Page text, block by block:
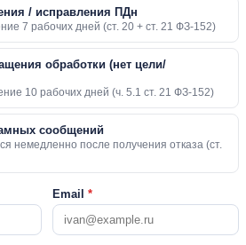
/ исправления ПДн
7 рабочих дней (ст. 20 + ст. 21 ФЗ-152)
обработки (нет цели/
10 рабочих дней (ч. 5.1 ст. 21 ФЗ-152)
сообщений
немедленно после получения отказа (ст.
Email *